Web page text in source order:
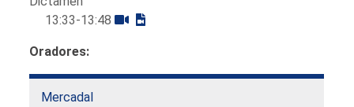
13:33-13:48
Oradores:
Mercadal